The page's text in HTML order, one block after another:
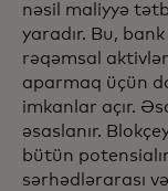
nəsil maliyyə
yaradır. Bu, bank
rəqəmsal
aparmaq üçün
imkanlar açır.
əsaslanır.
bütün
sərhədlərarası